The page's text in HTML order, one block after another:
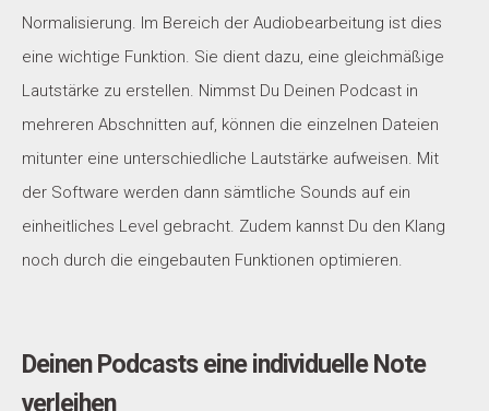
Normalisierung. Im Bereich der Audiobearbeitung ist dies
eine wichtige Funktion. Sie dient dazu, eine gleichmäßige
Lautstärke zu erstellen. Nimmst Du Deinen Podcast in
mehreren Abschnitten auf, können die einzelnen Dateien
mitunter eine unterschiedliche Lautstärke aufweisen. Mit
der Software werden dann sämtliche Sounds auf ein
einheitliches Level gebracht. Zudem kannst Du den Klang
noch durch die eingebauten Funktionen optimieren.
Deinen Podcasts eine individuelle Note
verleihen